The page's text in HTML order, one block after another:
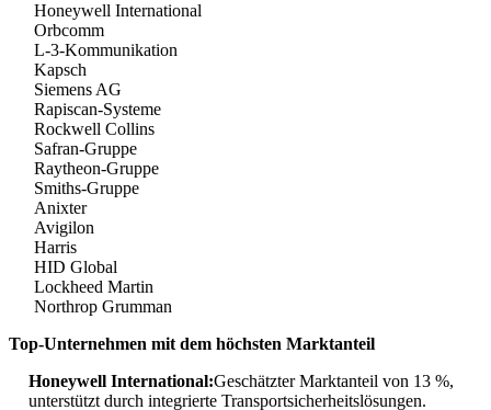
Honeywell International
Orbcomm
L-3-Kommunikation
Kapsch
Siemens AG
Rapiscan-Systeme
Rockwell Collins
Safran-Gruppe
Raytheon-Gruppe
Smiths-Gruppe
Anixter
Avigilon
Harris
HID Global
Lockheed Martin
Northrop Grumman
Top-Unternehmen mit dem höchsten Marktanteil
Honeywell International:Geschätzter Marktanteil von 13 %,
unterstützt durch integrierte Transportsicherheitslösungen.